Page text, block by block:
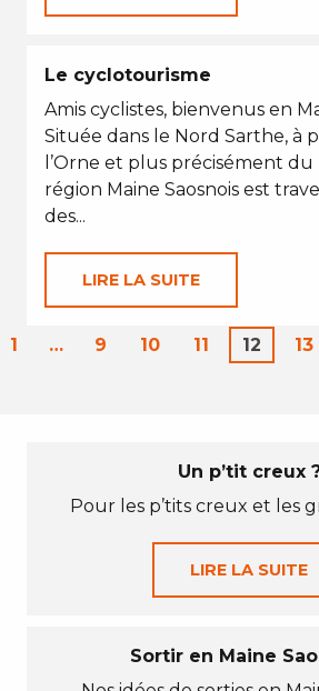
Le cyclotourisme
Amis cyclistes, bienvenus en
Située dans le Nord Sarthe, à
l’Orne et plus précisément du
région Maine Saosnois est
des...
LIRE LA SUITE
1 … 9 10 11 12 13
Un p’tit creux
Pour les p’tits creux et les
LIRE LA SUITE
Sortir en Maine